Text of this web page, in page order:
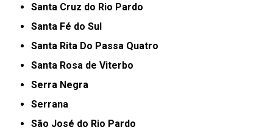
Santa Cruz do Rio Pardo
Santa Fé do Sul
Santa Rita Do Passa Quatro
Santa Rosa de Viterbo
Serra Negra
Serrana
São José do Rio Pardo